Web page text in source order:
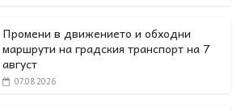
Промени в движението и обходни
маршрути на градския транспорт на 7
август
07.08.2026